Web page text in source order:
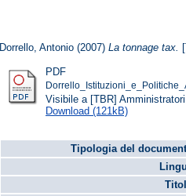
Dorrello, Antonio (2007)La tonnage tax.
PDF
Visibile a [TBR]
Download (121kB)
Tipologia del